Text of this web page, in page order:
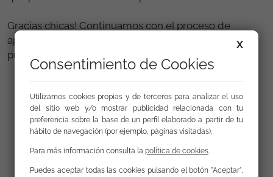
Gracias chicas! Continuamos con el proceso de
aprendizaje y lucha por mitigar las oportunidades
profesionales.
X
Consentimiento de Cookies
Utilizamos cookies propias y de terceros para analizar el uso
del sitio web y/o mostrar publicidad relacionada con tu
preferencia sobre la base de un perfil elaborado a partir de tu
hábito de navegación (por ejemplo, páginas visitadas).
Para más información consulta la política de cookies.
Puedes aceptar todas las cookies pulsando el botón "Aceptar",